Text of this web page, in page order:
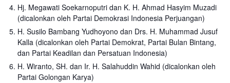
Hj. Megawati Soekarnoputri dan K. H. Ahmad Hasyim Muzadi
(dicalonkan oleh Partai Demokrasi Indonesia Perjuangan)
H. Susilo Bambang Yudhoyono dan Drs. H. Muhammad Jusuf
Kalla (dicalonkan oleh Partai Demokrat, Partai Bulan Bintang,
dan Partai Keadilan dan Persatuan Indonesia)
H. Wiranto, SH. dan Ir. H. Salahuddin Wahid (dicalonkan oleh
Partai Golongan Karya)